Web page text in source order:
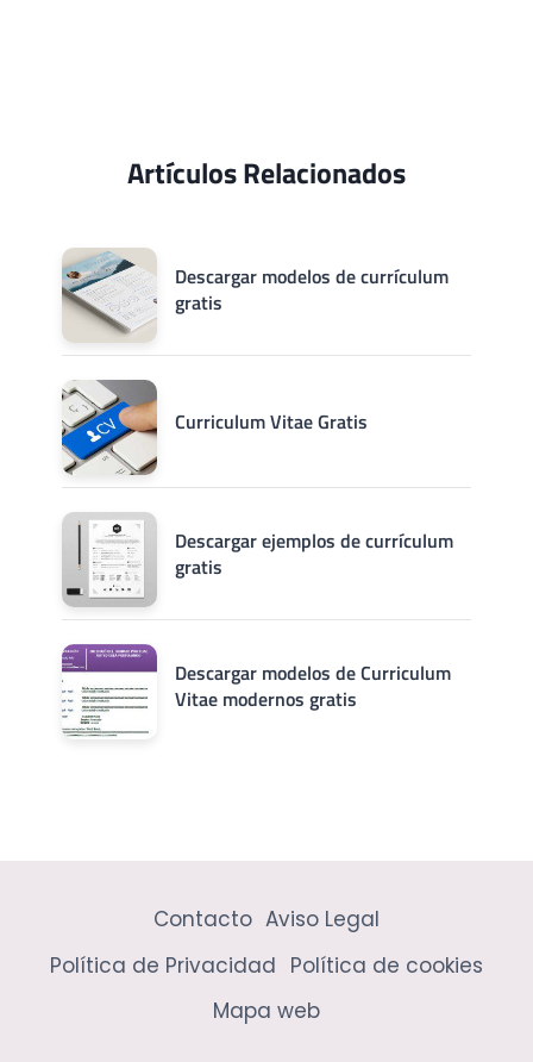
Artículos Relacionados
Descargar modelos de currículum
gratis
Curriculum Vitae Gratis
Descargar ejemplos de currículum
gratis
Descargar modelos de Curriculum
Vitae modernos gratis
Contacto Aviso Legal
Política de Privacidad Política de cookies
Mapa web